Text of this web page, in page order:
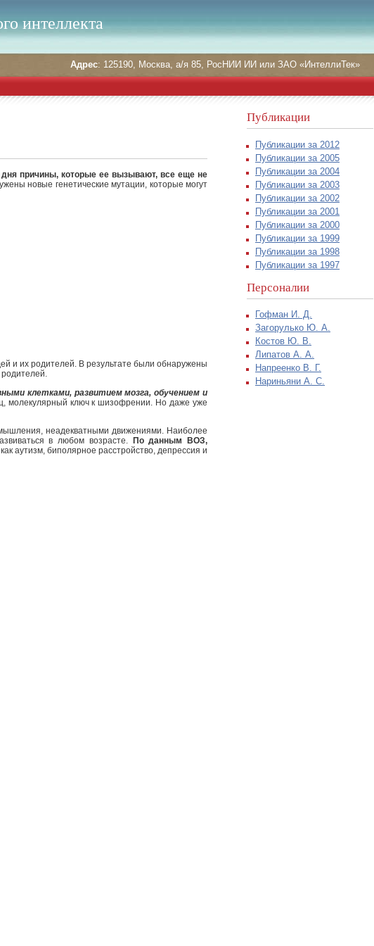
интеллекта
Адрес: 125190, Москва, а/я 85, РосНИИ ИИ или ЗАО «ИнтеллиТек»
причины, которые ее вызывают, все еще не
новые генетические мутации, которые могут
и их родителей. В результате были обнаружены
клетками, развитием мозга, обучением и
молекулярный ключ к шизофрении. Но даже уже
неадекватными движениями. Наиболее
в любом возрасте. По данным ВОЗ,
аутизм, биполярное расстройство, депрессия и
Публикации
Публикации за 2012
Публикации за 2005
Публикации за 2004
Публикации за 2003
Публикации за 2002
Публикации за 2001
Публикации за 2000
Публикации за 1999
Публикации за 1998
Публикации за 1997
Персоналии
Гофман И. Д.
Загорулько Ю. А.
Костов Ю. В.
Липатов А. А.
Напреенко В. Г.
Нариньяни А. С.